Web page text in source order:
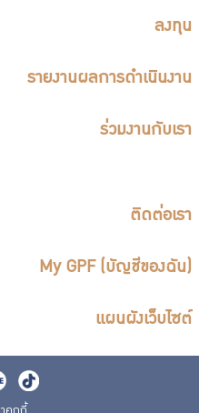
ลงทุน
รายงานผลการดำเนินงาน
ร่วมงานกับเรา
ติดต่อเรา
My GPF (บัญชีของฉัน)
แผนผังเว็บไซต์